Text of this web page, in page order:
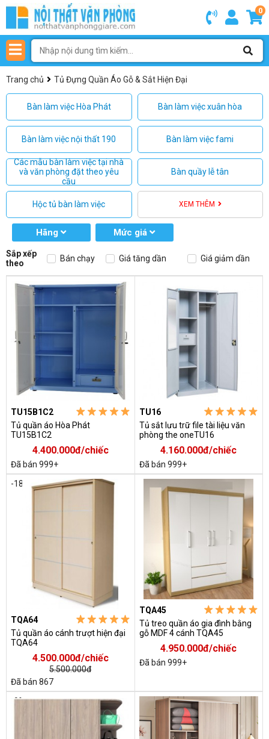
0
Trang chủ Tủ Đựng Quần Áo Gỗ & Sắt Hiện Đại
Bàn làm việc Hòa Phát Bàn làm việc xuân hòa
Bàn làm việc nội thất 190 Bàn làm việc fami
Các mẫu bàn làm việc tại nhà
và văn phòng đặt theo yêu
cầu
Bàn quầy lễ tân
Hộc tủ bàn làm việc XEM THÊM
Hãng Mức giá
Sắp xếp
theo
Bán chạy Giá tăng dần Giá giảm dần
TU15B1C2
Tủ quần áo Hòa Phát
TU15B1C2
4.400.000đ/chiếc
Đã bán 999+
TU16
Tủ sắt lưu trữ file tài liệu văn
phòng the oneTU16
4.160.000đ/chiếc
Đã bán 999+
-18%
TQA64
Tủ quần áo cánh trượt hiện đại
TQA64
4.500.000đ/chiếc
5.500.000đ
Đã bán 867
TQA45
Tủ treo quần áo gia đình bằng
gỗ MDF 4 cánh TQA45
4.950.000đ/chiếc
Đã bán 999+
-9%